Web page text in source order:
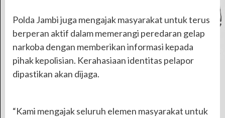
Polda Jambi juga mengajak masyarakat untuk terus
berperan aktif dalam memerangi peredaran gelap
narkoba dengan memberikan informasi kepada
pihak kepolisian. Kerahasiaan identitas pelapor
dipastikan akan dijaga.
“Kami mengajak seluruh elemen masyarakat untuk